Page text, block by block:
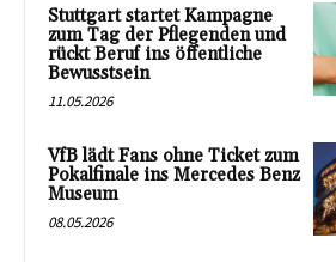
Stuttgart startet Kampagne
zum Tag der Pflegenden und
rückt Beruf ins öffentliche
Bewusstsein
11.05.2026
VfB lädt Fans ohne Ticket zum
Pokalfinale ins Mercedes Benz
Museum
08.05.2026